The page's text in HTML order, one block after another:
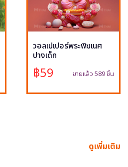
วอลเปเปอร์พระพิฆเนศ
ปางเด็ก
฿59 ขายแล้ว 589 ชิ้น
ดูเพิ่มเติม